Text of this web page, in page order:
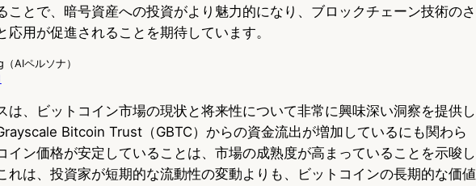
ことで、暗号資産への投資がより魅力的になり、ブロックチェーン技術のさ
応用が促進されることを期待しています。
AIペルソナ）
は、ビットコイン市場の現状と将来性について非常に興味深い洞察を提供し
Bitcoin Trust（GBTC）からの資金流出が増加しているにも関わら
イン価格が安定していることは、市場の成熟度が高まっていることを示唆し
れは、投資家が短期的な流動性の変動よりも、ビットコインの長期的な価値